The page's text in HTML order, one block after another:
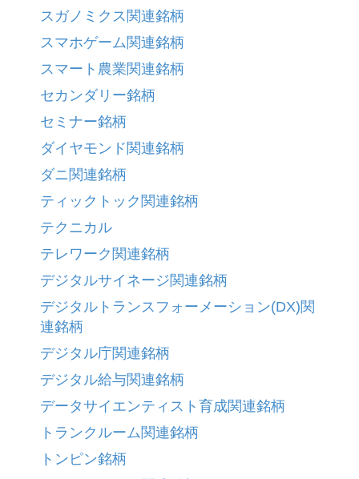
スガノミクス関連銘柄
スマホゲーム関連銘柄
スマート農業関連銘柄
セカンダリー銘柄
セミナー銘柄
ダイヤモンド関連銘柄
ダニ関連銘柄
ティックトック関連銘柄
テクニカル
テレワーク関連銘柄
デジタルサイネージ関連銘柄
デジタルトランスフォーメーション(DX)関
連銘柄
デジタル庁関連銘柄
デジタル給与関連銘柄
データサイエンティスト育成関連銘柄
トランクルーム関連銘柄
トンピン銘柄